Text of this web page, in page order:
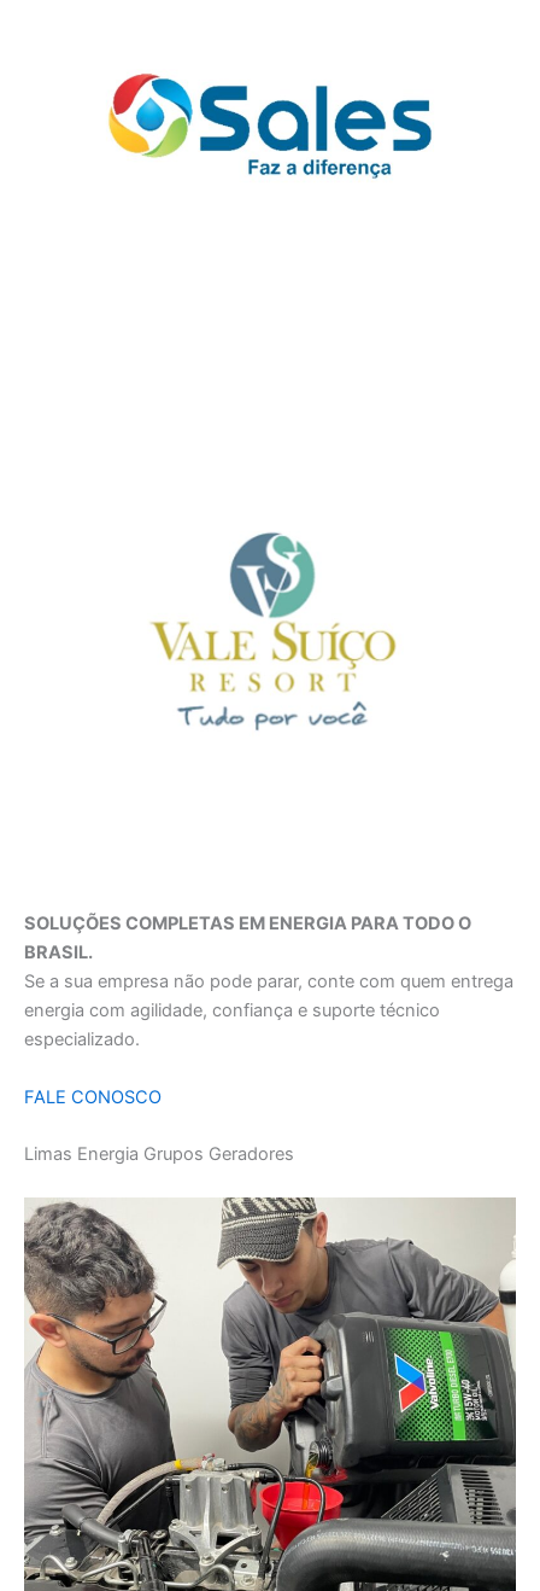
SOLUÇÕES COMPLETAS EM ENERGIA PARA TODO O
BRASIL.
Se a sua empresa não pode parar, conte com quem entrega
energia com agilidade, confiança e suporte técnico
especializado.
FALE CONOSCO
Limas Energia Grupos Geradores